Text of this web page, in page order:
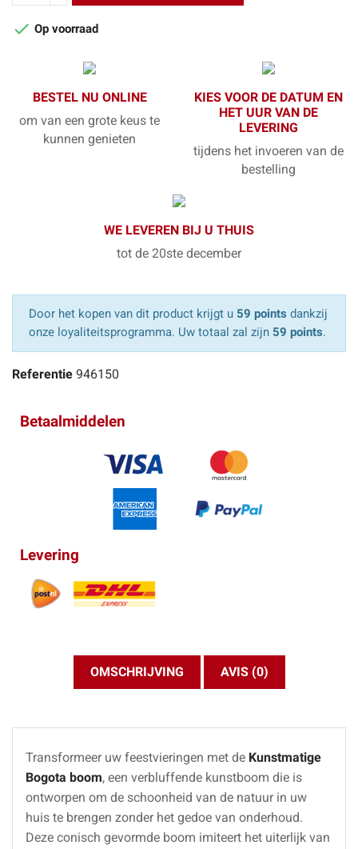
 Op voorraad
BESTEL NU ONLINE
om van een grote keus te
kunnen genieten
KIES VOOR DE DATUM EN
HET UUR VAN DE
LEVERING
tijdens het invoeren van de
bestelling
WE LEVEREN BIJ U THUIS
tot de 20ste december
Door het kopen van dit product krijgt u 59 points dankzij
onze loyaliteitsprogramma. Uw totaal zal zijn 59 points.
Referentie 946150
Betaalmiddelen
Levering
OMSCHRIJVING AVIS (0)
Transformeer uw feestvieringen met de Kunstmatige
Bogota boom, een verbluffende kunstboom die is
ontworpen om de schoonheid van de natuur in uw
huis te brengen zonder het gedoe van onderhoud.
Deze conisch gevormde boom imiteert het uiterlijk van